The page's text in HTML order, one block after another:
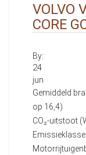
VOLVO
CORE
By::
24
jun
Gemiddeld
op 16,4)
CO₂-uitstoot
Emissieklasse: